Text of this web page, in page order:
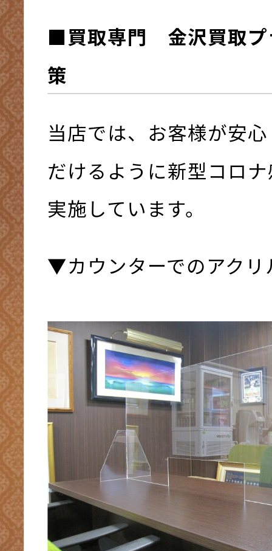
■買取専門 金沢買取プ
策
当店では、お客様が安
だけるように新型コロ
実施しています。
▼カウンターでのアクリ